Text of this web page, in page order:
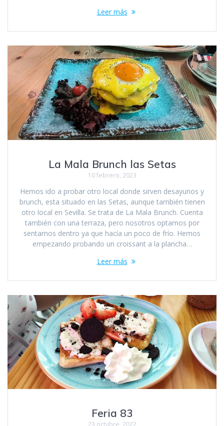
Leer más
La Mala Brunch las Setas
10 febrero, 2023
Hemos ido a probar otro local donde sirven desayunos y
brunch, esta situado en las Setas, aunque también tienen
otro local en Sevilla. Se trata de La Mala Brunch. Cuenta
también con una terraza, pero nosotros optamos por
sentarnos dentro ya que hacía un poco de frío. Hemos
empezando probando un croissant a la plancha…
Leer más
Feria 83
23 octubre, 2022